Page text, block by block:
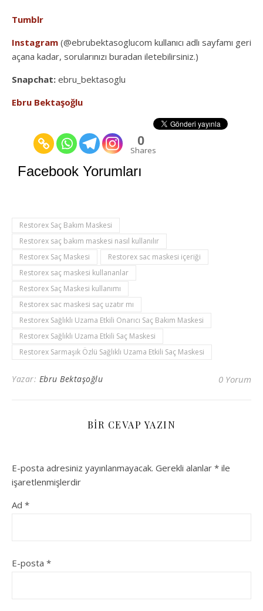
Tumblr
Instagram (@ebrubektasoglucom kullanıcı adlı sayfamı geri
açana kadar, sorularınızı buradan iletebilirsiniz.)
Snapchat: ebru_bektasoglu
Ebru Bektaşoğlu
0
Shares
Facebook Yorumları
Restorex Saç Bakım Maskesi
Restorex saç bakım maskesi nasıl kullanılır
Restorex Saç Maskesi
Restorex sac maskesi içeriği
Restorex saç maskesi kullananlar
Restorex Saç Maskesi kullanımı
Restorex sac maskesi saç uzatır mı
Restorex Sağlıklı Uzama Etkili Onarıcı Saç Bakım Maskesi
Restorex Sağlıklı Uzama Etkili Saç Maskesi
Restorex Sarmaşık Özlü Sağlıklı Uzama Etkili Saç Maskesi
Yazar: Ebru Bektaşoğlu 0 Yorum
BIR CEVAP YAZIN
E-posta adresiniz yayınlanmayacak. Gerekli alanlar * ile
işaretlenmişlerdir
Ad *
E-posta *